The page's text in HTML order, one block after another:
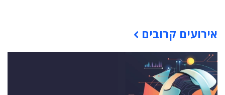
אירועים קרובים